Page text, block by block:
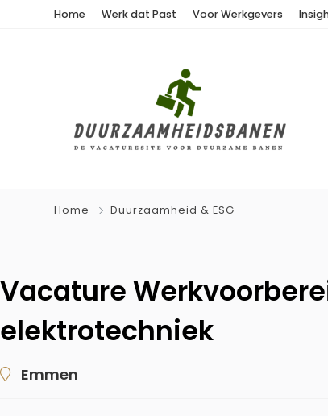
Home Werk dat Past Voor Werkgevers
Home Duurzaamheid & ESG
Vacature
elektrotechniek
Emmen